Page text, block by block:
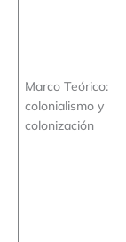
Marco Teórico:
colonialismo y
colonización